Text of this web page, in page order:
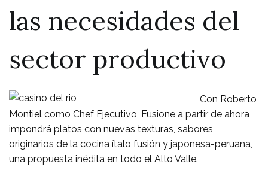
las necesidades del
sector productivo
Con Roberto
Montiel como Chef Ejecutivo, Fusione a partir de ahora
impondrá platos con nuevas texturas, sabores
originarios de la cocina ítalo fusión y japonesa-peruana,
una propuesta inédita en todo el Alto Valle.